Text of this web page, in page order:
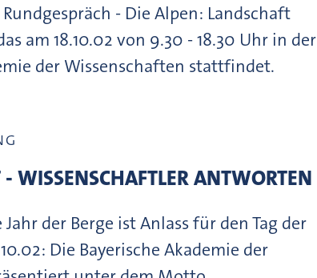
- Die Alpen: Landschaft
am 18.10.02 von 9.30 - 18.30 Uhr in der
der Wissenschaften stattfindet.
- WISSENSCHAFTLER ANTWORTEN
der Berge ist Anlass für den Tag der
Die Bayerische Akademie der